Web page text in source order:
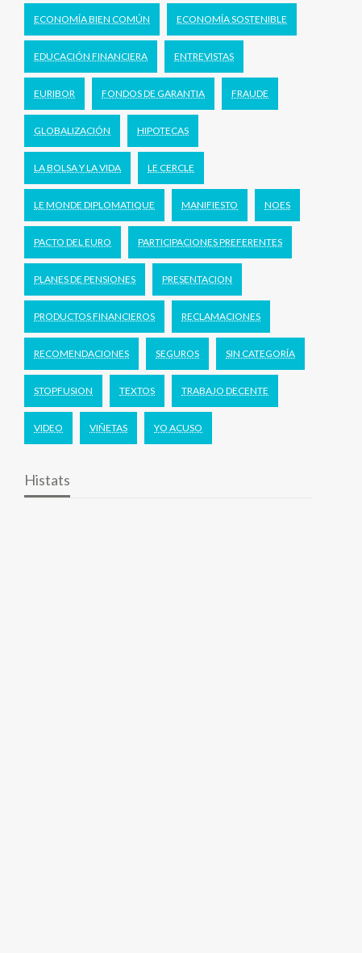
ECONOMÍA BIEN COMÚN ECONOMÍA SOSTENIBLE
EDUCACIÓN FINANCIERA ENTREVISTAS
EURIBOR FONDOS DE GARANTIA FRAUDE
GLOBALIZACIÓN HIPOTECAS
LA BOLSA Y LA VIDA LE CERCLE
LE MONDE DIPLOMATIQUE MANIFIESTO NOES
PACTO DEL EURO PARTICIPACIONES PREFERENTES
PLANES DE PENSIONES PRESENTACION
PRODUCTOS FINANCIEROS RECLAMACIONES
RECOMENDACIONES SEGUROS SIN CATEGORÍA
STOPFUSION TEXTOS TRABAJO DECENTE
VIDEO VIÑETAS YO ACUSO
Histats